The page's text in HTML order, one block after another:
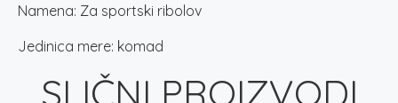
Namena: Za sportski ribolov
Jedinica mere: komad
SLIČNI PROIZVODI